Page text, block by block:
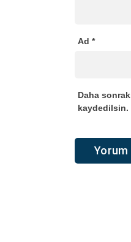
Ad *
Daha
kaydedilsin.